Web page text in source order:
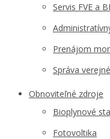
Servis FVE a
Prenájom
Správa
Obnoviteľné zdroje
Bioplynové
Fotovoltika